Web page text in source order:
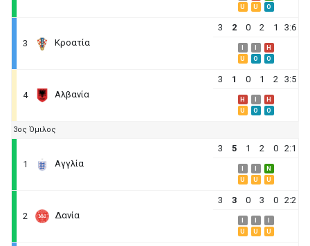
U
U O
3 Κροατία
3 2 0 2 1 3:6
H
U
O O
4 Αλβανία
3 1 0 1 2 3:5
H
H
U
O O
3ος Όμιλος
1 Αγγλία
3 5 1 2 0 2:1
N
U
U U
2 Δανία
3 3 0 3 0 2:2
U
U U